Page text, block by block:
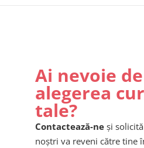
Ai nevoie
alegerea
tale?
Contactează-ne și
noștri va reveni către tine